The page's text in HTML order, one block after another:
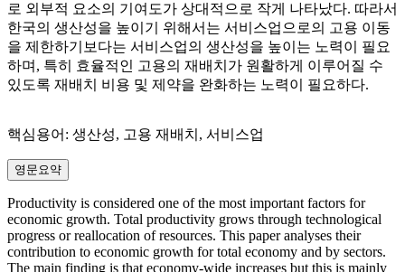
로 외부적 요소의 기여도가 상대적으로 작게 나타났다. 따라서
한국의 생산성을 높이기 위해서는 서비스업으로의 고용 이동
을 제한하기보다는 서비스업의 생산성을 높이는 노력이 필요
하며, 특히 효율적인 고용의 재배치가 원활하게 이루어질 수
있도록 재배치 비용 및 제약을 완화하는 노력이 필요하다.
핵심용어: 생산성, 고용 재배치, 서비스업
영문요약
Productivity is considered one of the most important factors for
economic growth. Total productivity grows through technological
progress or reallocation of resources. This paper analyses their
contribution to economic growth for total economy and by sectors.
The main finding is that economy-wide increases but this is mainly